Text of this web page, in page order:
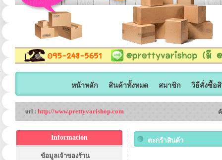
หน้าหลัก สินค้าทั้งหมด สมาชิก วิธีสั่งซื้อ
url : http://www.prettyvarishop.com
Information
ข้อมูลเจ้าของร้าน
ตะกร้าสินค้า